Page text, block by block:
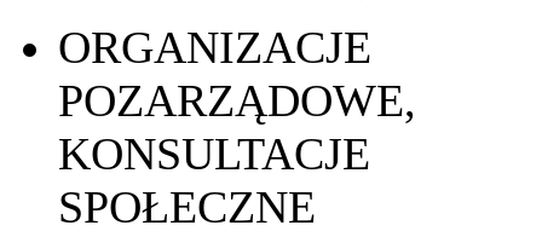
ORGANIZACJE
POZARZĄDOWE,
KONSULTACJE
SPOŁECZNE